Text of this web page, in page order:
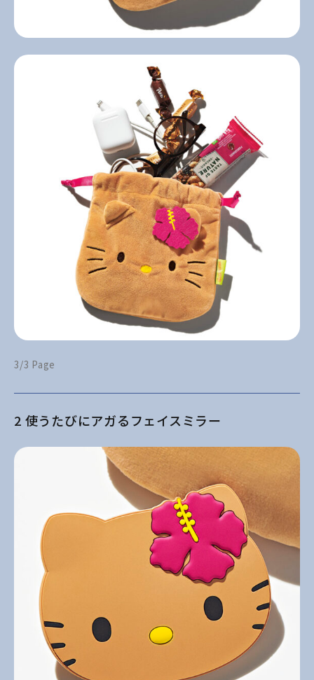
3/3 Page
2 使うたびにアガるフェイスミラー